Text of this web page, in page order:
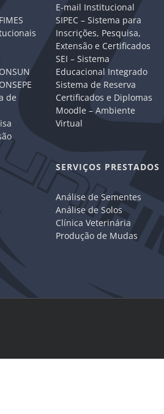
de
E-mail Institucional
SIPEC – Sistema para
Inscrições, Pesquisa,
Extensão e Certificados
SEI – Sistema
Educacional Integrado
Sistema de Reserva
Certificados e Diplomas
Moodle – Ambiente
Virtual
SERVIÇOS PRESTADOS
Análise de Sementes
Análise de Solos
Clínica Veterinária
Produção de Mudas